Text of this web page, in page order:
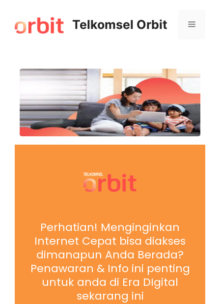
Telkomsel Orbit
Perhatian! Menginginkan
Internet Cepat bisa diakses
dimanapun Anda Berada?
Penawaran & Info ini penting
untuk anda di Era DIgital
sekarang ini